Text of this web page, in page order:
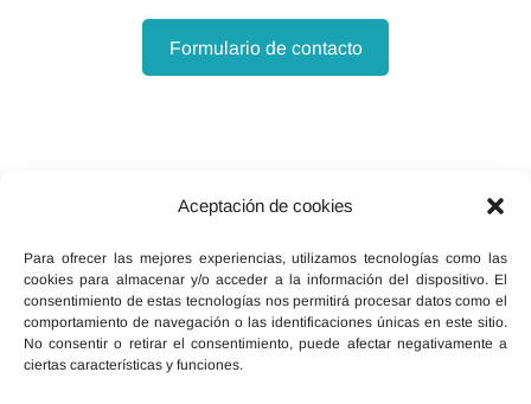
Aceptación de cookies
Para ofrecer las mejores experiencias, utilizamos tecnologías como las
cookies para almacenar y/o acceder a la información del dispositivo. El
consentimiento de estas tecnologías nos permitirá procesar datos como el
comportamiento de navegación o las identificaciones únicas en este sitio.
No consentir o retirar el consentimiento, puede afectar negativamente a
ciertas características y funciones.
Formulario de contacto
Facebook